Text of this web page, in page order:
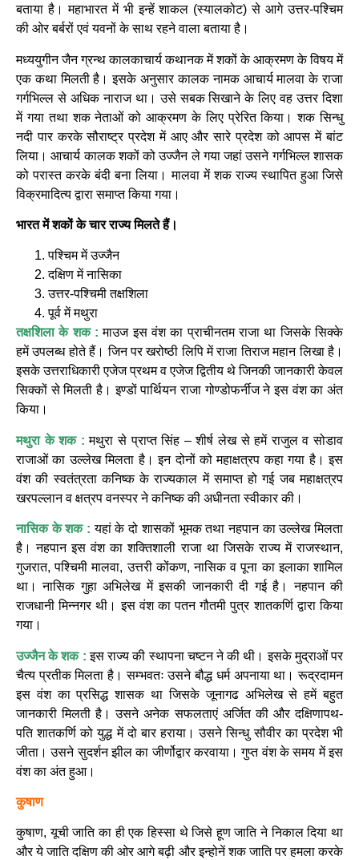
बताया है। महाभारत में भी इन्हें शाकल (स्यालकोट) से आगे उत्तर-पश्चिम
की ओर बर्बरों एवं यवनों के साथ रहने वाला बताया है।
मध्ययुगीन जैन ग्रन्थ कालकाचार्य कथानक में शकों के आक्रमण के विषय में
एक कथा मिलती है। इसके अनुसार कालक नामक आचार्य मालवा के राजा
गर्गभिल्ल से अधिक नाराज था। उसे सबक सिखाने के लिए वह उत्तर दिशा
में गया तथा शक नेताओं को आक्रमण के लिए प्रेरित किया। शक सिन्धु
नदी पार करके सौराष्ट्र प्रदेश में आए और सारे प्रदेश को आपस में बांट
लिया। आचार्य कालक शकों को उज्जैन ले गया जहां उसने गर्गभिल्ल शासक
को परास्त करके बंदी बना लिया। मालवा में शक राज्य स्थापित हुआ जिसे
विक्रमादित्य द्वारा समाप्त किया गया।
भारत में शकों के चार राज्य मिलते हैं।
पश्चिम में उज्जैन
दक्षिण में नासिका
उत्तर-पश्चिमी तक्षशिला
पूर्व में मथुरा
तक्षशिला के शक : माउज इस वंश का प्राचीनतम राजा था जिसके सिक्के
हमें उपलब्ध होते हैं। जिन पर खरोष्ठी लिपि में राजा तिराज महान लिखा है।
इसके उत्तराधिकारी एजेज प्रथम व एजेज द्वितीय थे जिनकी जानकारी केवल
सिक्कों से मिलती है। इण्डों पार्थियन राजा गोण्डोफर्नीज ने इस वंश का अंत
किया।
मथुरा के शक : मथुरा से प्राप्त सिंह – शीर्ष लेख से हमें राजुल व सोडाव
राजाओं का उल्लेख मिलता है। इन दोनों को महाक्षत्रप कहा गया है। इस
वंश की स्वतंत्रता कनिष्क के राज्यकाल में समाप्त हो गई जब महाक्षत्रप
खरपल्लान व क्षत्रप वनस्पर ने कनिष्क की अधीनता स्वीकार की।
नासिक के शक : यहां के दो शासकों भूमक तथा नहपान का उल्लेख मिलता
है। नहपान इस वंश का शक्तिशाली राजा था जिसके राज्य में राजस्थान,
गुजरात, पश्चिमी मालवा, उत्तरी कोंकण, नासिक व पूना का इलाका शामिल
था। नासिक गुहा अभिलेख में इसकी जानकारी दी गई है। नहपान की
राजधानी मिन्नगर थी। इस वंश का पतन गौतमी पुत्र शातकर्णि द्वारा किया
गया।
उज्जैन के शक : इस राज्य की स्थापना चष्टन ने की थी। इसके मुद्राओं पर
चैत्य प्रतीक मिलता है। सम्भवतः उसने बौद्ध धर्म अपनाया था। रूद्रदामन
इस वंश का प्रसिद्ध शासक था जिसके जूनागढ अभिलेख से हमें बहुत
जानकारी मिलती है। उसने अनेक सफलताएं अर्जित की और दक्षिणापथ-
पति शातकर्णि को युद्ध में दो बार हराया। उसने सिन्धु सौवीर का प्रदेश भी
जीता। उसने सुदर्शन झील का जीर्णोद्वार करवाया। गुप्त वंश के समय में इस
वंश का अंत हुआ।
कुषाण
कुषाण, यूची जाति का ही एक हिस्सा थे जिसे हूण जाति ने निकाल दिया था
और ये जाति दक्षिण की ओर आगे बढ़ी और इन्होनें शक जाति पर हमला करके